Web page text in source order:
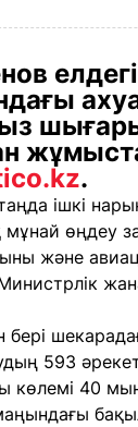
.
ішкі
мұнай өңдеу
және
593
40